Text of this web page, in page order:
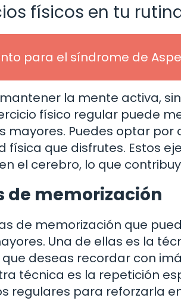
físicos en tu
para el síndrome de
la mente activa,
físico regular puede
mayores. Puedes optar por
física que disfrutes. Estos
el cerebro, lo que
de memorización
de memorización que
Una de ellas es la
deseas recordar con
técnica es la repetición
regulares para reforzarla